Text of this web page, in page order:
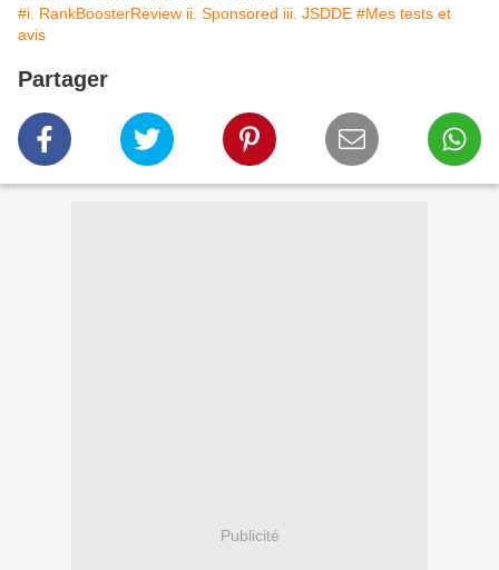
#i. RankBoosterReview ii. Sponsored iii. JSDDE #Mes tests et
avis
Partager
Publicité